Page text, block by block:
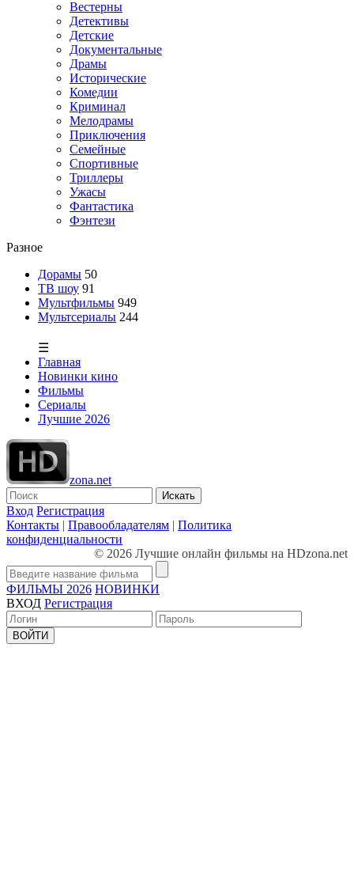
Вестерны
Детективы
Детские
Документальные
Драмы
Исторические
Комедии
Криминал
Мелодрамы
Приключения
Семейные
Спортивные
Триллеры
Ужасы
Фантастика
Фэнтези
Разное
Дорамы 50
ТВ шоу 91
Мультфильмы 949
Мультсериалы 244
☰
Главная
Новинки кино
Фильмы
Сериалы
Лучшие 2026
zona.net
Искать
Вход Регистрация
Контакты | Правообладателям | Политика
конфиденциальности
© 2026 Лучшие онлайн фильмы на HDzona.net
ФИЛЬМЫ 2026 НОВИНКИ
ВХОД Регистрация